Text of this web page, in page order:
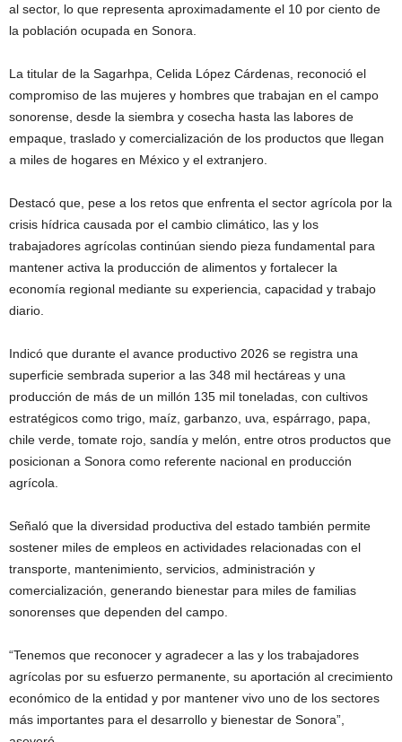
al sector, lo que representa aproximadamente el 10 por ciento de
la población ocupada en Sonora.
La titular de la Sagarhpa, Celida López Cárdenas, reconoció el
compromiso de las mujeres y hombres que trabajan en el campo
sonorense, desde la siembra y cosecha hasta las labores de
empaque, traslado y comercialización de los productos que llegan
a miles de hogares en México y el extranjero.
Destacó que, pese a los retos que enfrenta el sector agrícola por la
crisis hídrica causada por el cambio climático, las y los
trabajadores agrícolas continúan siendo pieza fundamental para
mantener activa la producción de alimentos y fortalecer la
economía regional mediante su experiencia, capacidad y trabajo
diario.
Indicó que durante el avance productivo 2026 se registra una
superficie sembrada superior a las 348 mil hectáreas y una
producción de más de un millón 135 mil toneladas, con cultivos
estratégicos como trigo, maíz, garbanzo, uva, espárrago, papa,
chile verde, tomate rojo, sandía y melón, entre otros productos que
posicionan a Sonora como referente nacional en producción
agrícola.
Señaló que la diversidad productiva del estado también permite
sostener miles de empleos en actividades relacionadas con el
transporte, mantenimiento, servicios, administración y
comercialización, generando bienestar para miles de familias
sonorenses que dependen del campo.
“Tenemos que reconocer y agradecer a las y los trabajadores
agrícolas por su esfuerzo permanente, su aportación al crecimiento
económico de la entidad y por mantener vivo uno de los sectores
más importantes para el desarrollo y bienestar de Sonora”,